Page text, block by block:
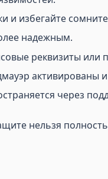
и избегайте
надежным.
реквизиты или
активированы
через
нельзя